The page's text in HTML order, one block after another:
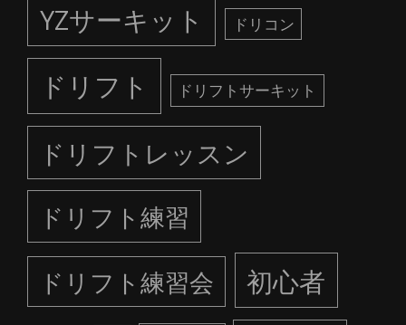
YZサーキット
ドリコン
ドリフト ドリフトサーキット
ドリフトレッスン
ドリフト練習
ドリフト練習会
初心者